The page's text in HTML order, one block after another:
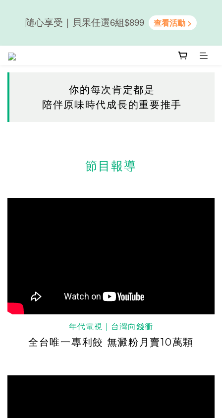
隨心享受｜貝果任選6組$899
隨心享受｜貝果任選6組$899
新會員送50元購物金｜LINE註冊再送優格吐司
隨心享受｜貝果任選6組$899
你的每次肯定都是
陪伴原味時代成長的重要推手
節目報導
年代電視｜台灣向錢衝
全台唯一專利餃 無澱粉月賣10萬顆